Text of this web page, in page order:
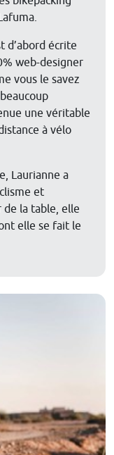
d’abord écrite
web-designer
vous le savez
une véritable
à vélo
Laurianne a
et
de la table, elle
elle se fait le